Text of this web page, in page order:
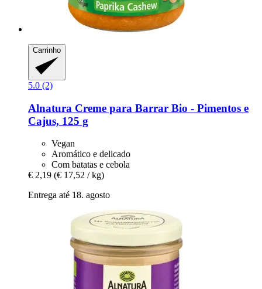
Carrinho
5.0 (2)
Alnatura Creme para Barrar Bio -​ Pimentos e
Cajus, 125 g
Vegan
Aromático e delicado
Com batatas e cebola
€ 2,19 (€ 17,52 / kg)
Entrega até 18. agosto